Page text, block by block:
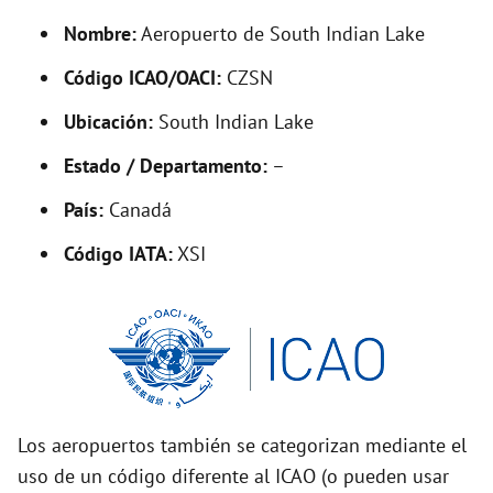
V
i
o
Nombre:Aeropuerto de South Indian Lake
Código ICAO/OACI: CZSN
Ubicación: South Indian Lake
Estado / Departamento: –
País: Canadá
Código IATA:XSI
Los aeropuertos también se categorizan mediante el
uso de un código diferente al ICAO (o pueden usar